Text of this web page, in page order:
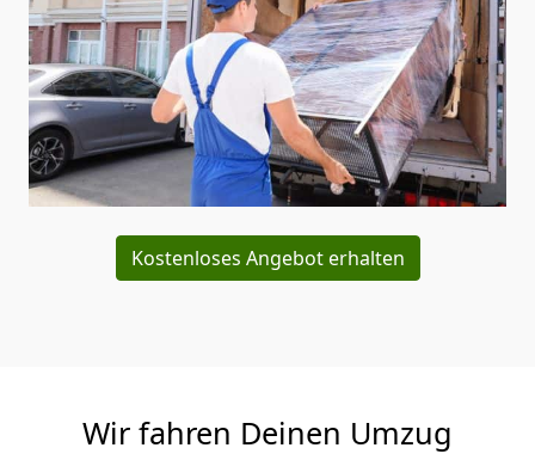
Kostenloses Angebot erhalten
Wir fahren Deinen Umzug